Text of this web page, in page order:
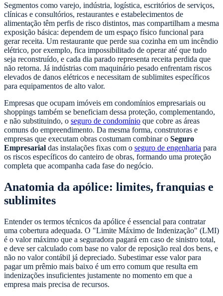
Segmentos como varejo, indústria, logística, escritórios de serviços,
clínicas e consultórios, restaurantes e estabelecimentos de
alimentação têm perfis de risco distintos, mas compartilham a mesma
exposição básica: dependem de um espaço físico funcional para
gerar receita. Um restaurante que perde sua cozinha em um incêndio
elétrico, por exemplo, fica impossibilitado de operar até que tudo
seja reconstruído, e cada dia parado representa receita perdida que
não retorna. Já indústrias com maquinário pesado enfrentam riscos
elevados de danos elétricos e necessitam de sublimites específicos
para equipamentos de alto valor.
Empresas que ocupam imóveis em condomínios empresariais ou
shoppings também se beneficiam dessa proteção, complementando,
e não substituindo, o seguro de condomínio que cobre as áreas
comuns do empreendimento. Da mesma forma, construtoras e
empresas que executam obras costumam combinar o Seguro
Empresarial das instalações fixas com o seguro de engenharia para
os riscos específicos do canteiro de obras, formando uma proteção
completa que acompanha cada fase do negócio.
Anatomia da apólice: limites, franquias e
sublimites
Entender os termos técnicos da apólice é essencial para contratar
uma cobertura adequada. O "Limite Máximo de Indenização" (LMI)
é o valor máximo que a seguradora pagará em caso de sinistro total,
e deve ser calculado com base no valor de reposição real dos bens, e
não no valor contábil já depreciado. Subestimar esse valor para
pagar um prêmio mais baixo é um erro comum que resulta em
indenizações insuficientes justamente no momento em que a
empresa mais precisa de recursos.